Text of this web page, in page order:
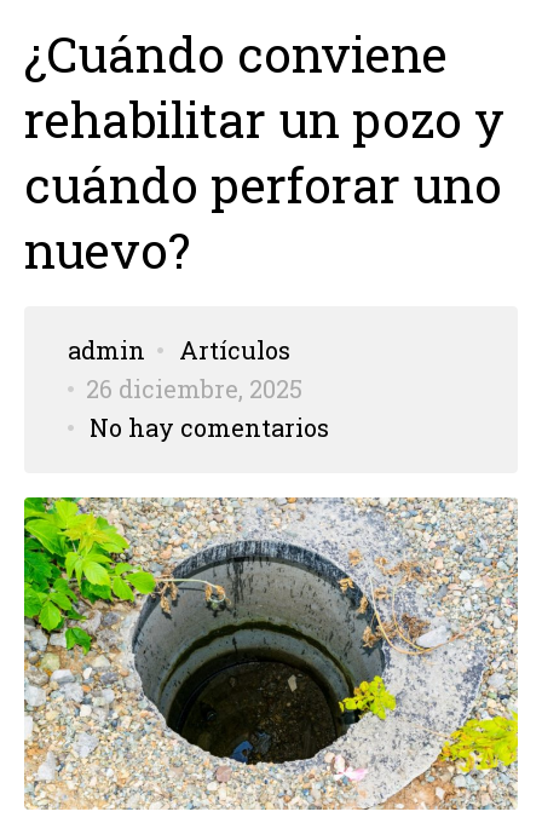
¿Cuándo conviene
rehabilitar un pozo y
cuándo perforar uno
nuevo?
admin
Artículos
26 diciembre, 2025
No hay comentarios